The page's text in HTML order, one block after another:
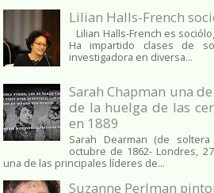
Lilian Halls-French
Lilian Halls-French es
Ha impartido clases de
investigadora en diversa...
Sarah Chapman una
de la huelga de las
en 1889
Sarah Dearman (de
octubre de 1862​- Londres,
una de las principales líderes de...
Suzanne Perlman